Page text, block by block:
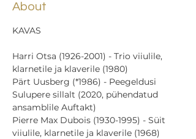
About
KAVAS
Harri Otsa (1926-2001) - Trio viiulile,
klarnetile ja klaverile (1980)
Pärt Uusberg (*1986) - Peegeldusi
Sulupere sillalt (2020, pühendatud
ansamblile Auftakt)
Pierre Max Dubois (1930-1995) - Süit
viiulile, klarnetile ja klaverile (1968)